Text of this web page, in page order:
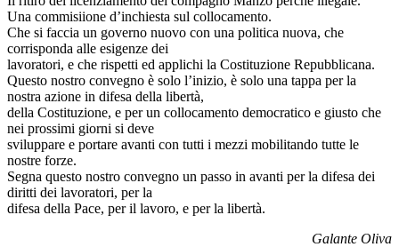
Una commisiione d’inchiesta sul collocamento.
Che si faccia un governo nuovo con una politica nuova, che
corrisponda alle esigenze dei
lavoratori, e che rispetti ed applichi la Costituzione Repubblicana.
Questo nostro convegno è solo l’inizio, è solo una tappa per la
nostra azione in difesa della libertà,
della Costituzione, e per un collocamento democratico e giusto che
nei prossimi giorni si deve
sviluppare e portare avanti con tutti i mezzi mobilitando tutte le
nostre forze.
Segna questo nostro convegno un passo in avanti per la difesa dei
diritti dei lavoratori, per la
difesa della Pace, per il lavoro, e per la libertà.
Galante Oliva